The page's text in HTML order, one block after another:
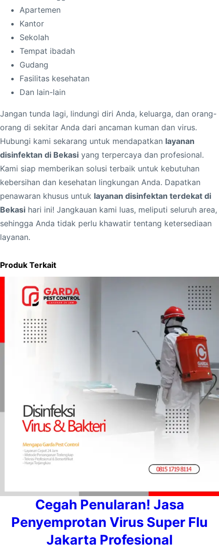
Apartemen
Kantor
Sekolah
Tempat ibadah
Gudang
Fasilitas kesehatan
Dan lain-lain
Jangan tunda lagi, lindungi diri Anda, keluarga, dan orang-
orang di sekitar Anda dari ancaman kuman dan virus.
Hubungi kami sekarang untuk mendapatkan layanan
disinfektan di Bekasi yang terpercaya dan profesional.
Kami siap memberikan solusi terbaik untuk kebutuhan
kebersihan dan kesehatan lingkungan Anda. Dapatkan
penawaran khusus untuk layanan disinfektan terdekat di
Bekasi hari ini! Jangkauan kami luas, meliputi seluruh area,
sehingga Anda tidak perlu khawatir tentang ketersediaan
layanan.
Produk Terkait
Cegah Penularan! Jasa
Penyemprotan Virus Super Flu
Jakarta Profesional